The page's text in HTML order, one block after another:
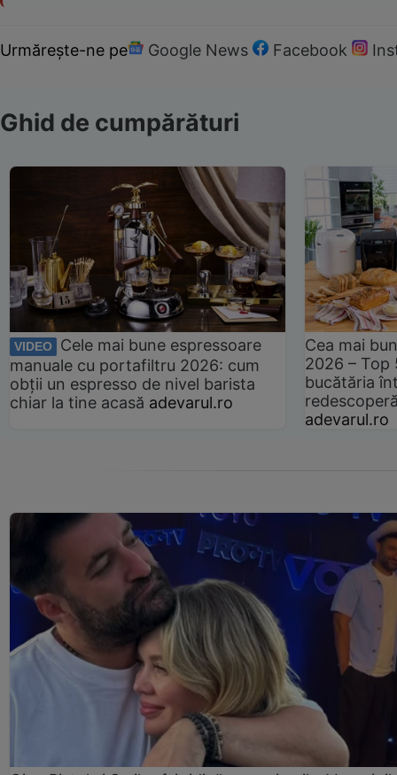
Urmărește-ne pe Google News Facebook
Ghid de cumpărături
VIDEO
Cele mai bune espressoare
manuale cu portafiltru 2026: cum
obții un espresso de nivel barista
chiar la tine acasă adevarul.ro
Cea mai
2026 –
bucătăria
adevarul.ro